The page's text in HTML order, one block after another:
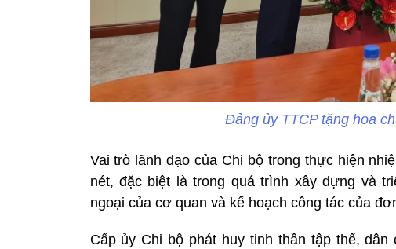
Đảng ủy TTCP tặng hoa
Vai trò lãnh đạo của Chi bộ trong thực hiện
nét, đặc biệt là trong quá trình xây dựng và
ngoại của cơ quan và kế hoạch công tác của
Cấp ủy Chi bộ phát huy tinh thần tập thể,